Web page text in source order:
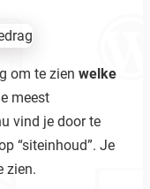
om te zien welke
meest
vind je door te
“siteinhoud”. Je
zien.